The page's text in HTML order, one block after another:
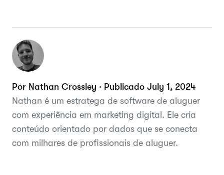
Por Nathan Crossley · Publicado July 1, 2024
Nathan é um estratega de software de aluguer
com experiência em marketing digital. Ele cria
conteúdo orientado por dados que se conecta
com milhares de profissionais de aluguer.